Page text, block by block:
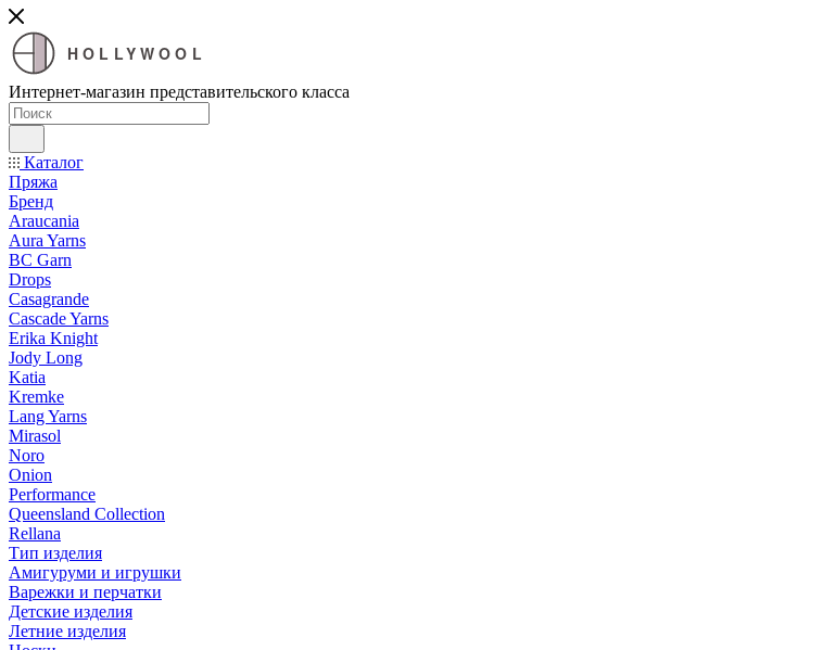
HOLLYWOOL
Интернет-магазин представительского класса
Каталог
Пряжа
Бренд
Araucania
Aura Yarns
BC Garn
Drops
Casagrande
Cascade Yarns
Erika Knight
Jody Long
Katia
Kremke
Lang Yarns
Mirasol
Noro
Onion
Performance
Queensland Collection
Rellana
Тип изделия
Амигуруми и игрушки
Варежки и перчатки
Детские изделия
Летние изделия